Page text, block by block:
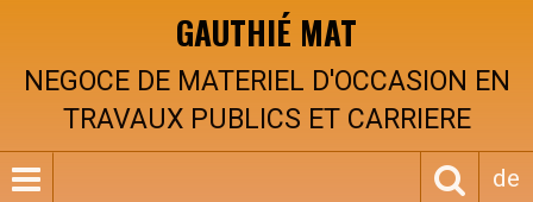
GAUTHIÉ MAT
NEGOCE DE MATERIEL D'OCCASION EN
TRAVAUX PUBLICS ET CARRIERE
de